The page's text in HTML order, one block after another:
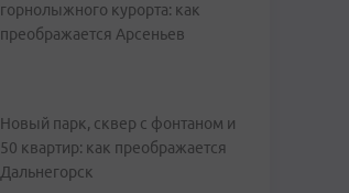
горнолыжного курорта: как
преображается Арсеньев
Новый парк, сквер с фонтаном и
50 квартир: как преображается
Дальнегорск